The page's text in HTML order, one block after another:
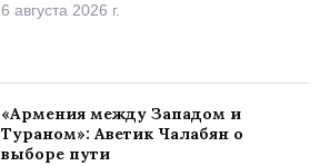
6 августа 2026 г.
«Армения между Западом и
Тураном»: Аветик Чалабян о
выборе пути